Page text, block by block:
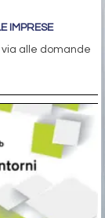
IMPRESE
via alle domande